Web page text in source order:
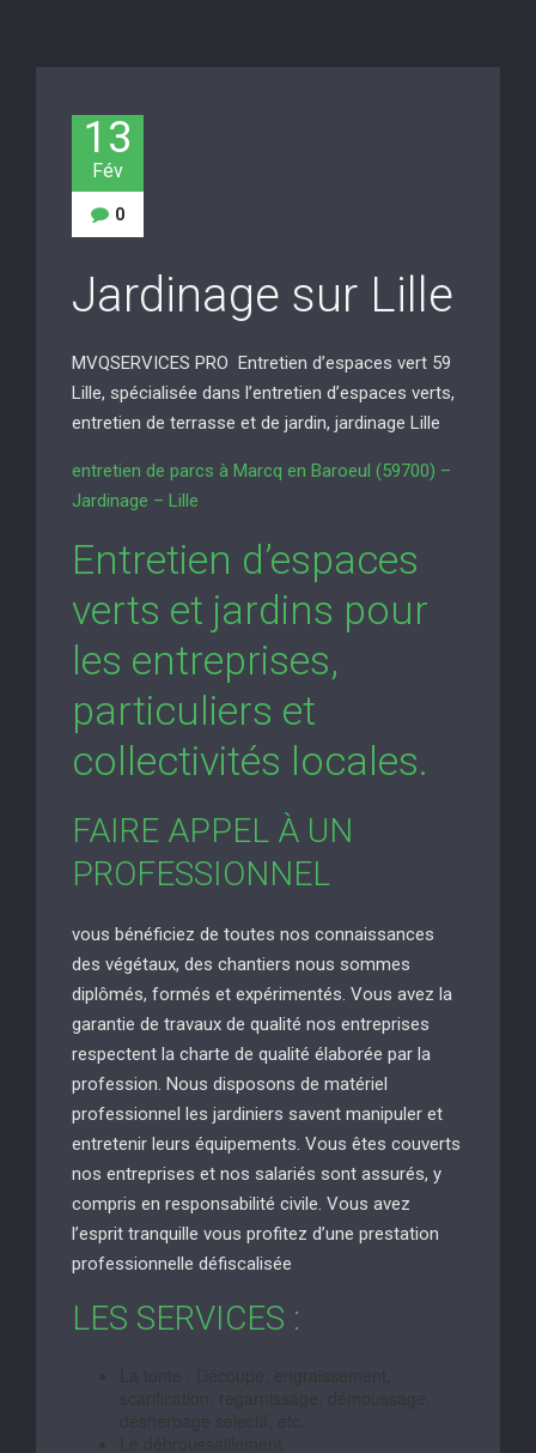
13
Fév
0
Jardinage sur Lille
MVQSERVICES PRO Entretien d’espaces vert 59
Lille, spécialisée dans l’entretien d’espaces verts,
entretien de terrasse et de jardin, jardinage Lille
entretien de parcs à Marcq en Baroeul (59700) –
Jardinage – Lille
Entretien d’espaces
verts et jardins pour
les entreprises,
particuliers et
collectivités locales.
FAIRE APPEL À UN
PROFESSIONNEL
vous bénéficiez de toutes nos connaissances
des végétaux, des chantiers nous sommes
diplômés, formés et expérimentés. Vous avez la
garantie de travaux de qualité nos entreprises
respectent la charte de qualité élaborée par la
profession. Nous disposons de matériel
professionnel les jardiniers savent manipuler et
entretenir leurs équipements. Vous êtes couverts
nos entreprises et nos salariés sont assurés, y
compris en responsabilité civile. Vous avez
l’esprit tranquille vous profitez d’une prestation
professionnelle défiscalisée
LES SERVICES :